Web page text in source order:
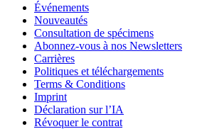
Événements
Nouveautés
Consultation de spécimens
Abonnez-vous à nos Newsletters
Carrières
Politiques et téléchargements
Terms & Conditions
Imprint
Déclaration sur l’IA
Révoquer le contrat